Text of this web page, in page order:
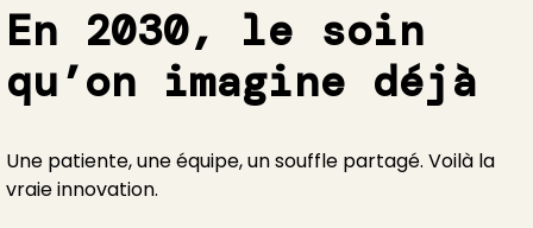
En 2030, le soin
qu’on imagine déjà
Une patiente, une équipe, un souffle partagé. Voilà la
vraie innovation.